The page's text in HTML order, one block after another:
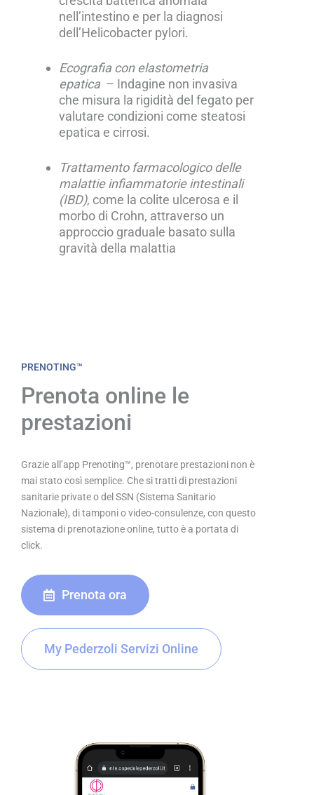
nell’intestino e per la diagnosi
dell’Helicobacter pylori.
Ecografia con elastometria
epatica – Indagine non invasiva
che misura la rigidità del fegato per
valutare condizioni come steatosi
epatica e cirrosi.
Trattamento farmacologico delle
malattie infiammatorie intestinali
(IBD), come la colite ulcerosa e il
morbo di Crohn, attraverso un
approccio graduale basato sulla
gravità della malattia
PRENOTING™
Prenota online le
prestazioni
Grazie all’app Prenoting™, prenotare prestazioni non è
mai stato così semplice. Che si tratti di prestazioni
sanitarie private o del SSN (Sistema Sanitario
Nazionale), di tamponi o video-consulenze, con questo
sistema di prenotazione online, tutto è a portata di
click.
Prenota ora
My Pederzoli Servizi Online